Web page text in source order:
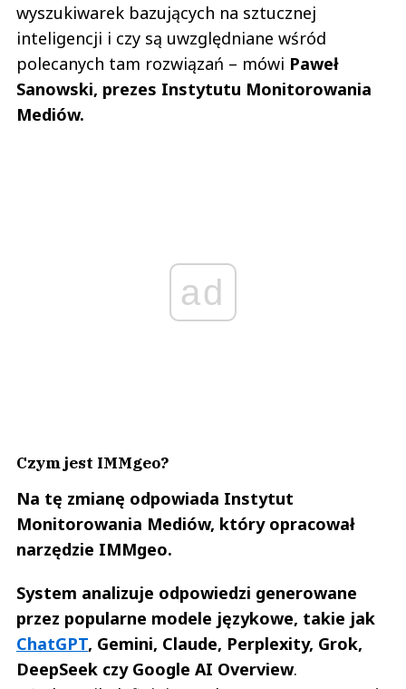
wyszukiwarek bazujących na sztucznej
inteligencji i czy są uwzględniane wśród
polecanych tam rozwiązań – mówi Paweł
Sanowski, prezes Instytutu Monitorowania
Mediów.
ad
Czym jest IMMgeo?
Na tę zmianę odpowiada Instytut
Monitorowania Mediów, który opracował
narzędzie IMMgeo.
System analizuje odpowiedzi generowane
przez popularne modele językowe, takie jak
ChatGPT, Gemini, Claude, Perplexity, Grok,
DeepSeek czy Google AI Overview.